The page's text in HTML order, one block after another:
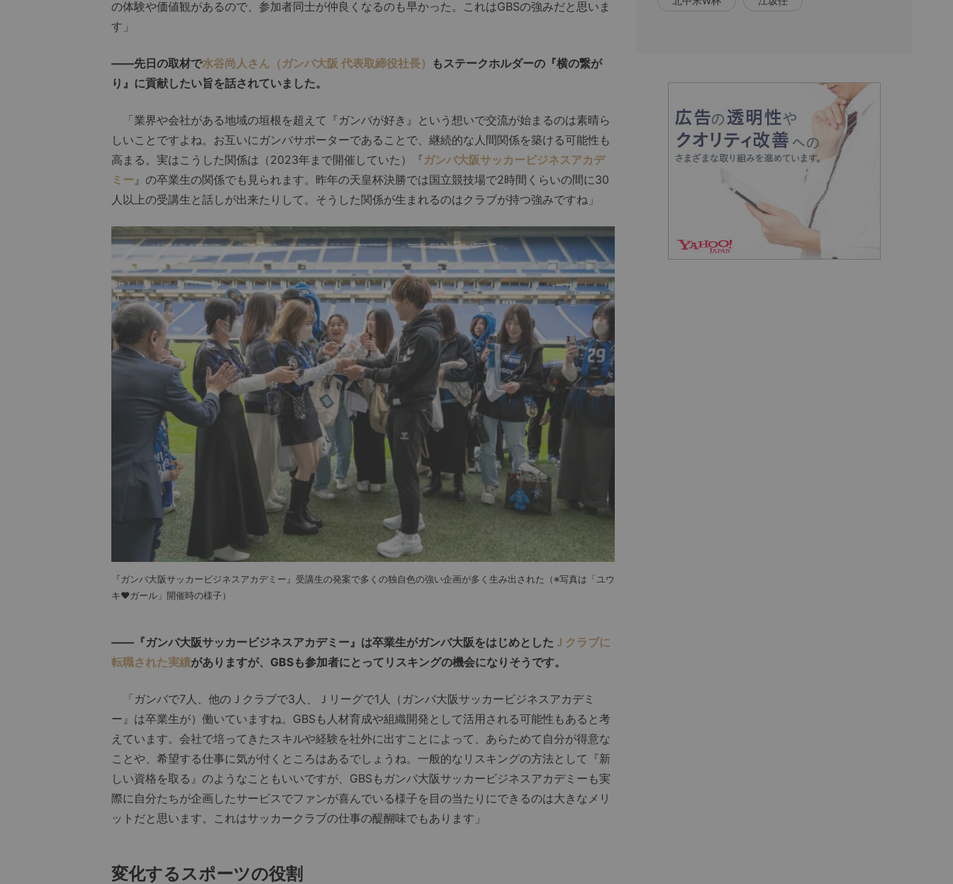
の体験や価値観があるので、参加者同士が仲良くなるのも早かった。これはGBSの強みだと思いま
す」
――先日の取材で水谷尚人さん（ガンバ大阪 代表取締役社長）
もステークホルダーの『横の繋が
り』に貢献したい旨を話されていました。
「業界や会社がある地域の垣根を超えて『ガンバが好き』という想いで交流が始まるのは素晴ら
しいことですよね。お互いにガンバサポーターであることで、継続的な人間関係を築ける可能性も
高まる。実はこうした関係は（2023年まで開催していた）『 ガンバ大阪サッカービジネスアカデ
ミー 』の卒業生の関係でも見られます。昨年の天皇杯決勝では国立競技場で2時間くらいの間に30
人以上の受講生と話しが出来たりして。そうした関係が生まれるのはクラブが持つ強みですね」
『ガンバ大阪サッカービジネスアカデミー』受講生の発案で多くの独自色の強い企画が多く生み出された（※写真は「ユウ
キ♥︎ガール」開催時の様子）
――『ガンバ大阪サッカービジネスアカデミー』は卒業生がガンバ大阪をはじめとした Ｊクラブに
転職された実績がありますが、GBSも参加者にとってリスキングの機会になりそうです。
「ガンバで7人、他のＪクラブで3人、Ｊリーグで1人（ガンバ大阪サッカービジネスアカデミ
ー』は卒業生が）働いていますね。GBSも人材育成や組織開発として活用される可能性もあると考
えています。会社で培ってきたスキルや経験を社外に出すことによって、あらためて自分が得意な
ことや、希望する仕事に気が付くところはあるでしょうね。一般的なリスキングの方法として『新
しい資格を取る』のようなこともいいですが、GBSもガンバ大阪サッカービジネスアカデミーも実
際に自分たちが企画したサービスでファンが喜んでいる様子を目の当たりにできるのは大きなメリ
ットだと思います。これはサッカークラブの仕事の醍醐味でもあります」
変化するスポーツの役割